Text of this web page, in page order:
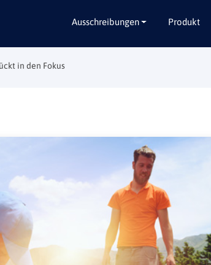
Ausschreibungen
Hamburg
Mecklenburg-Vorpommern
Niedersachsen
Produkt
in den Fokus